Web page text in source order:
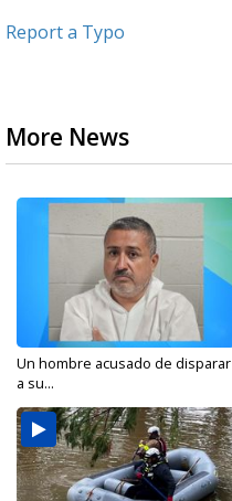
Report a Typo
More News
Un hombre acusado de disparar
a su...